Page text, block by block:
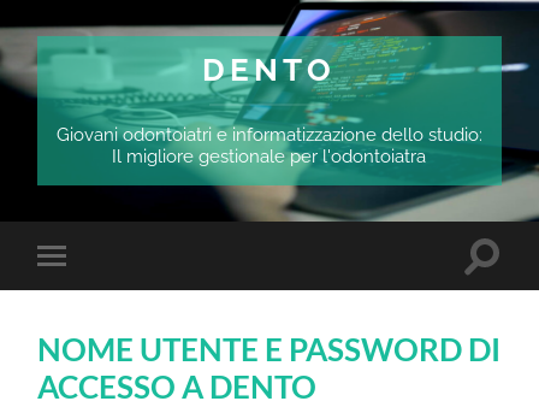
DENTO
Giovani odontoiatri e informatizzazione dello studio:
Il migliore gestionale per l'odontoiatra
Attiva/disattiva
il
dispositivi
mobili
ricerca
NOME UTENTE E PASSWORD DI
ACCESSO A DENTO